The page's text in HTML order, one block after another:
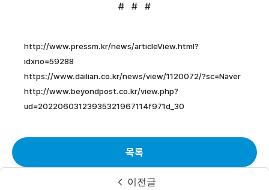
# # #
http://www.pressm.kr/news/articleView.html?
idxno=59288
https://www.dailian.co.kr/news/view/1120072/?sc=Naver
http://www.beyondpost.co.kr/view.php?
ud=20220603123935321967114f971d_30
이전글
목록